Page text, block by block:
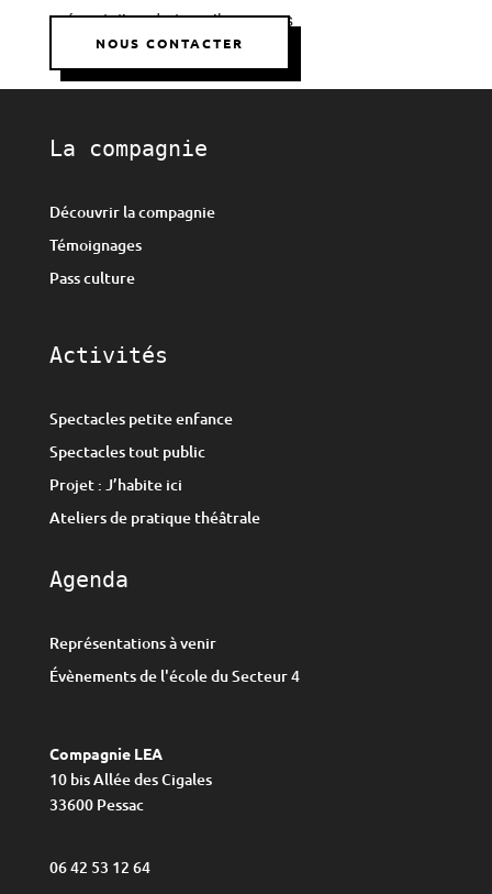
présentation du travail en cours
NOUS CONTACTER
La compagnie
Découvrir la compagnie
Témoignages
Pass culture
Activités
Spectacles petite enfance
Spectacles tout public
Projet : J’habite ici
Ateliers de pratique théâtrale
Agenda
Représentations à venir
Évènements de l'école du Secteur 4
Compagnie LEA
10 bis Allée des Cigales
33600 Pessac
06 42 53 12 64